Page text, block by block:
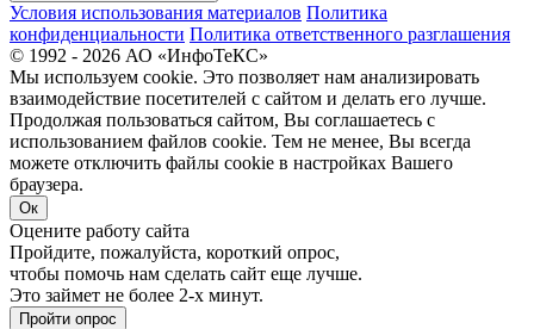
Условия использования материалов Политика
конфиденциальности Политика ответственного разглашения
© 1992 - 2026 АО «ИнфоТеКС»
Мы используем cookie. Это позволяет нам анализировать
взаимодействие посетителей с сайтом и делать его лучше.
Продолжая пользоваться сайтом, Вы соглашаетесь с
использованием файлов cookie. Тем не менее, Вы всегда
можете отключить файлы cookie в настройках Вашего
браузера.
Ок
Оцените работу сайта
Пройдите, пожалуйста, короткий опрос,
чтобы помочь нам сделать сайт еще лучше.
Это займет не более 2-х минут.
Пройти опрос